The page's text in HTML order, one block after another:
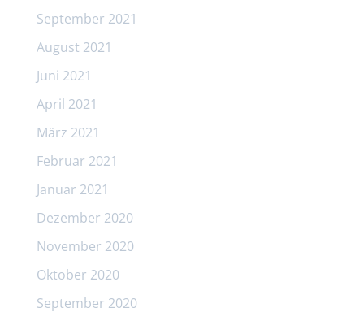
September 2021
August 2021
Juni 2021
April 2021
März 2021
Februar 2021
Januar 2021
Dezember 2020
November 2020
Oktober 2020
September 2020